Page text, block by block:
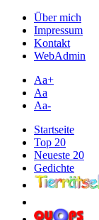
Über mich
Impressum
Kontakt
WebAdmin
Aa+
Aa
Aa-
Startseite
Top 20
Neueste 20
Gedichte